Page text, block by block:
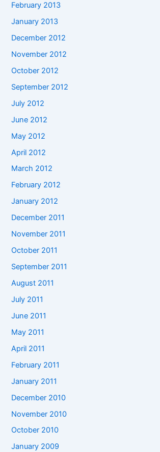
February 2013
January 2013
December 2012
November 2012
October 2012
September 2012
July 2012
June 2012
May 2012
April 2012
March 2012
February 2012
January 2012
December 2011
November 2011
October 2011
September 2011
August 2011
July 2011
June 2011
May 2011
April 2011
February 2011
January 2011
December 2010
November 2010
October 2010
January 2009